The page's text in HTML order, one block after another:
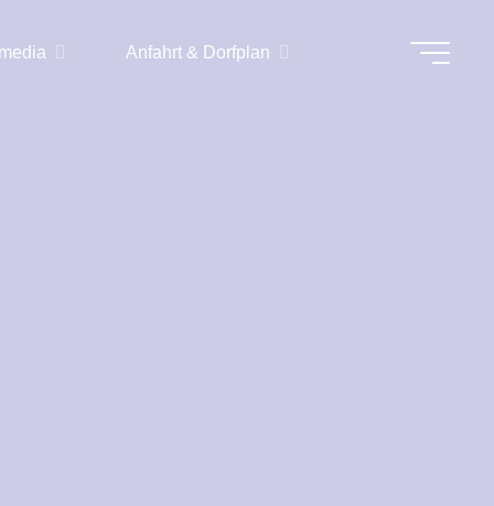
Anfahrt & Dorfplan